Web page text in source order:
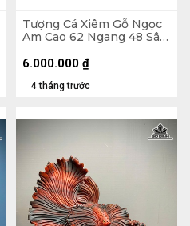
Tượng Cá Xiêm Gỗ Ngọc
Am Cao 62 Ngang 48 Sâu
4 tháng trước
6.000.000 ₫